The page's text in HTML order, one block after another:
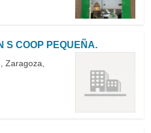
S COOP PEQUEÑA.
Zaragoza,